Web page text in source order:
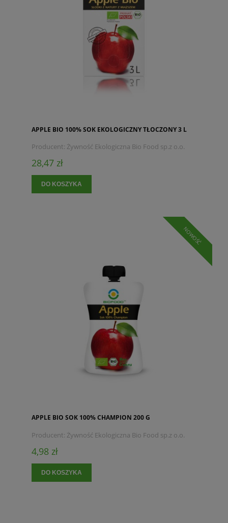
APPLE BIO 100% SOK EKOLOGICZNY TŁOCZONY 3 L
Producent: Żywność Ekologiczna Bio Food sp.z o.o.
28,47 zł
DO KOSZYKA
APPLE BIO SOK 100% CHAMPION 200 G
Producent: Żywność Ekologiczna Bio Food sp.z o.o.
4,98 zł
DO KOSZYKA
NOWOŚĆ